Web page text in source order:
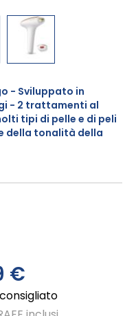
€
- Sviluppato in
- 2 trattamenti al
tipi di pelle e di peli
della tonalità della